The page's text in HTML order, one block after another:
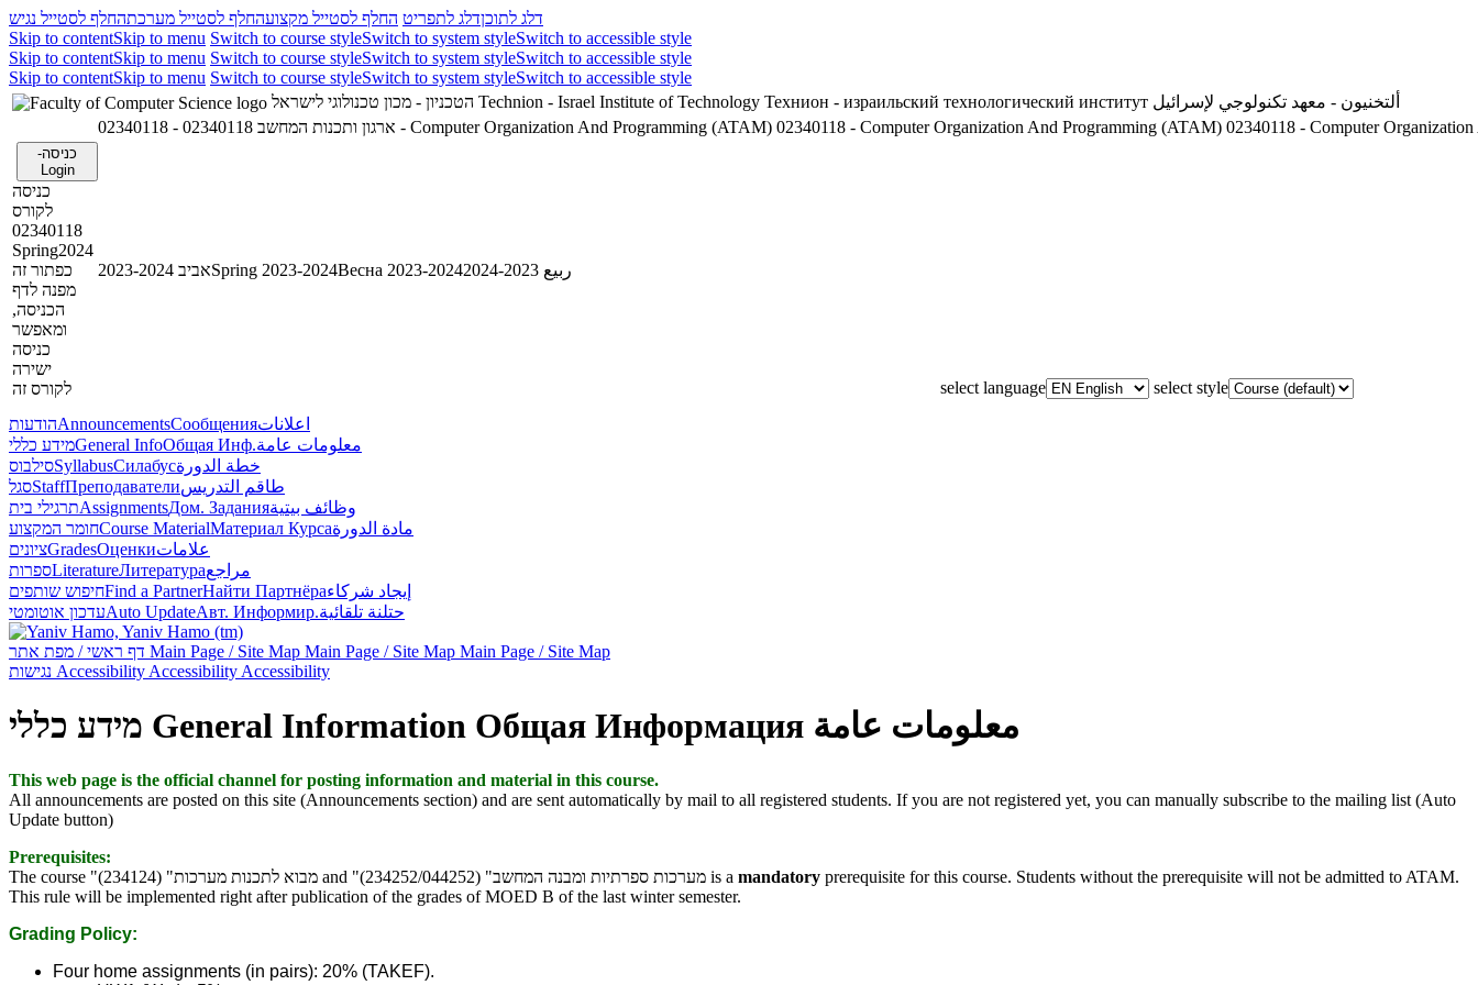
דלג לתוכןדלג לתפריט החלף לסטייל מקצועהחלף לסטייל מערכתהחלף לסטייל נגיש
Skip to contentSkip to menu Switch to course styleSwitch to system styleSwitch to accessible style
Skip to contentSkip to menu Switch to course styleSwitch to system styleSwitch to accessible style
Skip to contentSkip to menu Switch to course styleSwitch to system styleSwitch to accessible style
Technion - Israel Institute of Technology Технион - израильский технологический институт ألتخنيون - معهد تكنولوجي لإسرائيل
02340118 - ארגון ותכנות המחשב 02340118 - Computer Organization And Programming (ATAM) 02340118 - Computer Organization And Programming (ATAM) 02340118 - Computer
כניסה-
Login
כניסה
לקורס
02340118
Spring2024
כפתור זה
מפנה לדף
הכניסה,
ומאפשר
כניסה
ישירה
לקורס זה
אביב 2023-2024Spring 2023-2024Весна 2023-2024 ربيع 2023-2024
select language
select style
הודעותAnnouncementsСообщенияاعلانات
מידע כלליGeneral InfoОбщая Инф.معلومات عامة
סילבוסSyllabusСилабусخطة الدورة
סגלStaffПреподавателиطاقم التدريس
תרגילי ביתAssignmentsДом. Заданияوظائف بيتية
חומר המקצועCourse MaterialМатериал Курсаمادة الدورة
ציוניםGradesОценкиعلامات
ספרותLiteratureЛитератураمراجع
חיפוש שותפיםFind a PartnerНайти Партнёраإيجاد شركاء
עדכון אוטומטיAuto UpdateАвт. Информир.حتلنة تلقائية
Main Page / Site Map Main Page / Site Map Main Page / Site Map
Accessibility Accessibility Accessibility
מידע כללי General Information Общая Информация معلومات عامة
This web page is the official channel for posting information and material in this course.
All announcements are posted on this site (Announcements section) and are sent automatically by mail to all registered students. If you are not registered yet, you can manually subscribe to the mailing list (Auto
Update button)
Prerequisites:
The course "מבוא לתכנות מערכות" (234124) and "מערכות ספרתיות ומבנה המחשב" (234252/044252) is a mandatory prerequisite for this course. Students without the prerequisite will not be admitted to ATAM.
This rule will be implemented right after publication of the grades of MOED B of the last winter semester.
Grading Policy:
Four home assignments (in pairs): 20% (TAKEF).